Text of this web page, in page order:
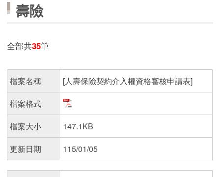
壽險
全部共35筆
檔案名稱
[人壽保險契約介入權資格審核申請表]
檔案格式
檔案大小
147.1KB
更新日期
115/01/05